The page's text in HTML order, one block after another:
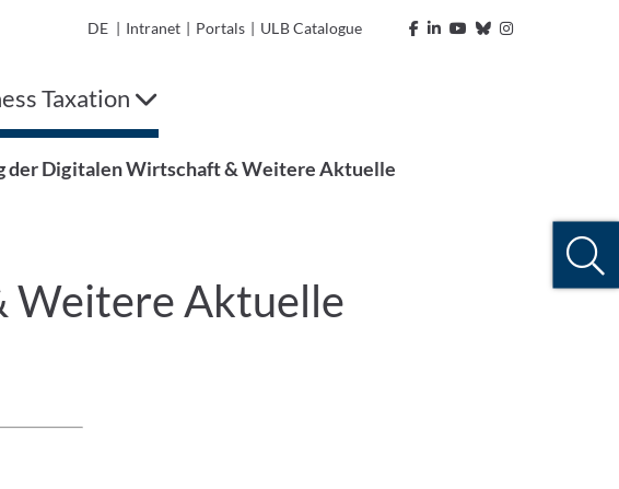
DE | Intranet | Portals | ULB Catalogue
Taxation
der Digitalen Wirtschaft & Weitere Aktuelle
Weitere Aktuelle